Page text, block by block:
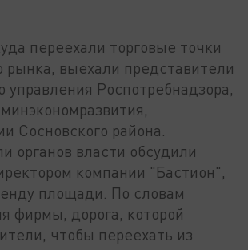
переехали торговые точки
рынка, выехали представители
управления Роспотребнадзора,
Сосновского района.
органов власти обсудили
компании "Бастион",
площади. По словам
фирмы, дорога, которой
чтобы переехать из